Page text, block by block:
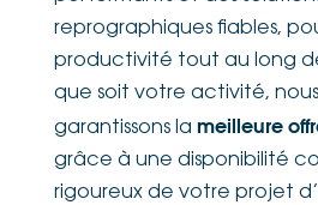
reprographiques fiables,
productivité tout au long
que soit votre activité,
garantissons la meilleure
grâce à une disponibilité
rigoureux de votre projet